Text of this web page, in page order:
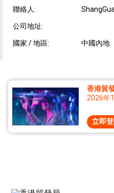
聯絡人:
公司地址:
國家 / 地區: 中國內地
香港貿
2026年
立即